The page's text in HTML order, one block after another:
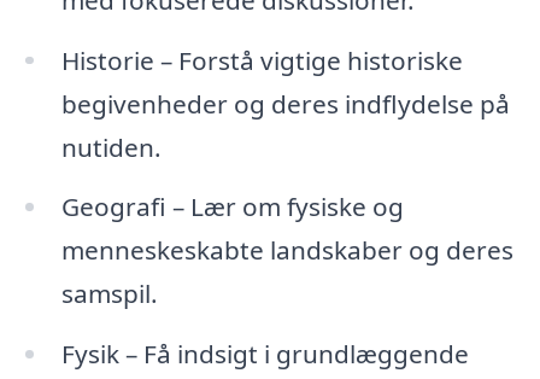
Historie – Forstå vigtige historiske
begivenheder og deres indflydelse på
nutiden.
Geografi – Lær om fysiske og
menneskeskabte landskaber og deres
samspil.
Fysik – Få indsigt i grundlæggende